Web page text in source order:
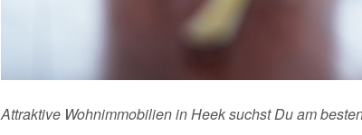
Attraktive Wohnimmobilien in Heek suchst Du am